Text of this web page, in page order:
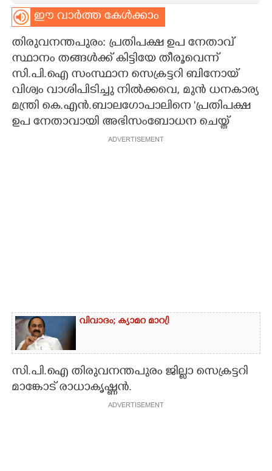
CARTOONS
LITERATURE
ZOOM
CONTACT US
ഈ വാർത്ത കേൾക്കാം
തിരുവനന്തപുരം: പ്രതിപക്ഷ ഉപ നേതാവ്
സ്ഥാനം തങ്ങൾക്ക് കിട്ടിയേ തീരൂവെന്ന്
സി.പി.ഐ സംസ്ഥാന സെക്രട്ടറി ബിനോയ്
വിശ്വം വാശിപിടിച്ചു നിൽക്കവെ, മുൻ ധനകാര്യ
മന്ത്രി കെ.എൻ.ബാലഗോപാലിനെ 'പ്രതിപക്ഷ
ഉപ നേതാവായി അഭിസംബോധന ചെയ്ത്
ADVERTISEMENT
വിവാദം; ക്യാമറ മാറ്രി
സി.പി.ഐ തിരുവനന്തപുരം ജില്ലാ സെക്രട്ടറി
മാങ്കോട് രാധാകൃഷ്ണൻ.
ADVERTISEMENT